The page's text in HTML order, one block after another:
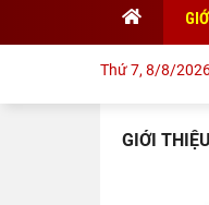
Thứ 7, 8/8/
GIỚI THIỆU